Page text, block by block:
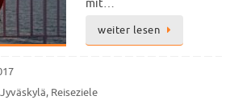
mit…
weiter lesen
Jyväskylä, Reiseziele